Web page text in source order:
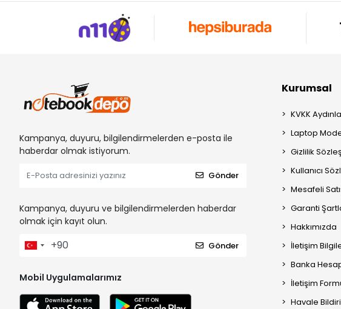
Kampanya, duyuru, bilgilendirmelerden e-posta ile
haberdar olmak istiyorum.
Gönder
Kampanya, duyuru ve bilgilendirmelerden haberdar
olmak için kayıt olun.
Gönder
Mobil Uygulamalarımız
Kurumsal
KVKK
Laptop
Gizlilik
Kullanıcı
Mesafeli
Garanti
Hakkımızda
İletişim
Banka
İletişim
Havale